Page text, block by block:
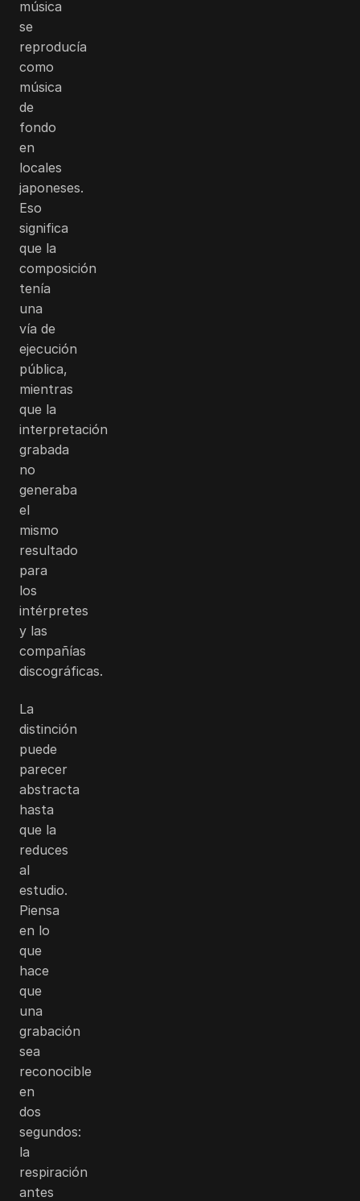
música
se
reproducía
como
música
de
fondo
en
locales
japoneses.
Eso
significa
que la
composición
tenía
una
vía de
ejecución
pública,
mientras
que la
interpretación
grabada
no
generaba
el
mismo
resultado
para
los
intérpretes
y las
compañías
discográficas.
La
distinción
puede
parecer
abstracta
hasta
que la
reduces
al
estudio.
Piensa
en lo
que
hace
que
una
grabación
sea
reconocible
en
dos
segundos:
la
respiración
antes